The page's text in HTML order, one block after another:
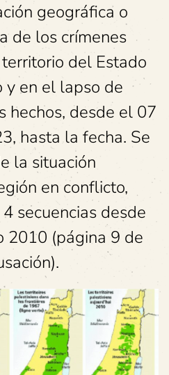
geográfica o
de los crímenes
del Estado
y en el lapso de
hechos, desde el 07
hasta la fecha. Se
la situación
en conflicto,
secuencias desde
2010 (página 9 de